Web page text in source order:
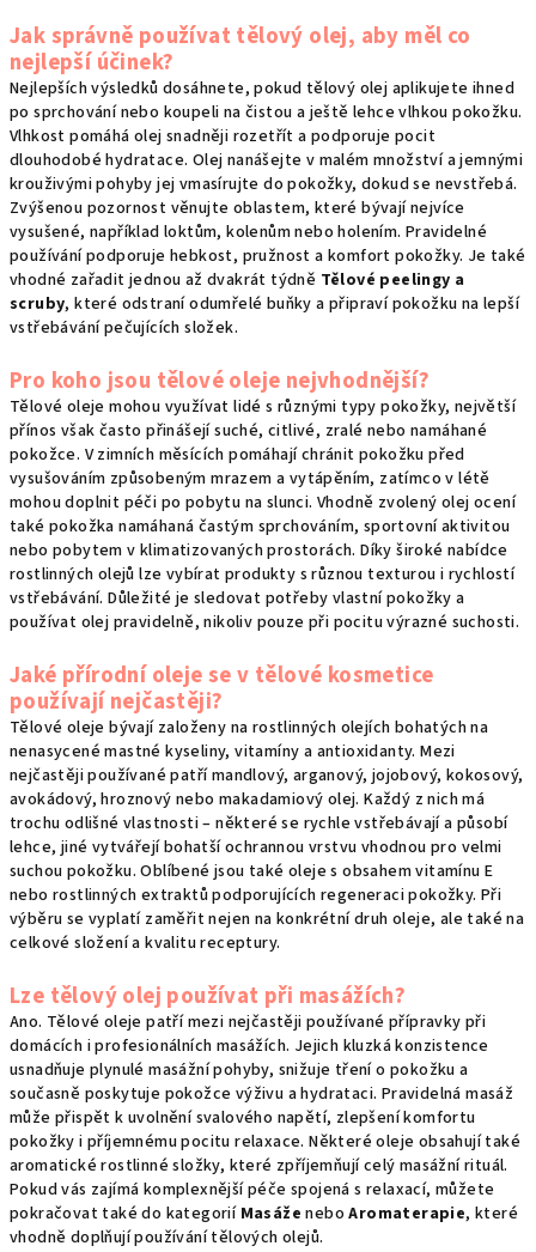
Jak správně používat tělový olej, aby měl co
nejlepší účinek?
Nejlepších výsledků dosáhnete, pokud tělový olej aplikujete ihned
po sprchování nebo koupeli na čistou a ještě lehce vlhkou pokožku.
Vlhkost pomáhá olej snadněji rozetřít a podporuje pocit
dlouhodobé hydratace. Olej nanášejte v malém množství a jemnými
krouživými pohyby jej vmasírujte do pokožky, dokud se nevstřebá.
Zvýšenou pozornost věnujte oblastem, které bývají nejvíce
vysušené, například loktům, kolenům nebo holením. Pravidelné
používání podporuje hebkost, pružnost a komfort pokožky. Je také
vhodné zařadit jednou až dvakrát týdně Tělové peelingy a
scruby, které odstraní odumřelé buňky a připraví pokožku na lepší
vstřebávání pečujících složek.
Pro koho jsou tělové oleje nejvhodnější?
Tělové oleje mohou využívat lidé s různými typy pokožky, největší
přínos však často přinášejí suché, citlivé, zralé nebo namáhané
pokožce. V zimních měsících pomáhají chránit pokožku před
vysušováním způsobeným mrazem a vytápěním, zatímco v létě
mohou doplnit péči po pobytu na slunci. Vhodně zvolený olej ocení
také pokožka namáhaná častým sprchováním, sportovní aktivitou
nebo pobytem v klimatizovaných prostorách. Díky široké nabídce
rostlinných olejů lze vybírat produkty s různou texturou i rychlostí
vstřebávání. Důležité je sledovat potřeby vlastní pokožky a
používat olej pravidelně, nikoliv pouze při pocitu výrazné suchosti.
Jaké přírodní oleje se v tělové kosmetice
používají nejčastěji?
Tělové oleje bývají založeny na rostlinných olejích bohatých na
nenasycené mastné kyseliny, vitamíny a antioxidanty. Mezi
nejčastěji používané patří mandlový, arganový, jojobový, kokosový,
avokádový, hroznový nebo makadamiový olej. Každý z nich má
trochu odlišné vlastnosti – některé se rychle vstřebávají a působí
lehce, jiné vytvářejí bohatší ochrannou vrstvu vhodnou pro velmi
suchou pokožku. Oblíbené jsou také oleje s obsahem vitamínu E
nebo rostlinných extraktů podporujících regeneraci pokožky. Při
výběru se vyplatí zaměřit nejen na konkrétní druh oleje, ale také na
celkové složení a kvalitu receptury.
Lze tělový olej používat při masážích?
Ano. Tělové oleje patří mezi nejčastěji používané přípravky při
domácích i profesionálních masážích. Jejich kluzká konzistence
usnadňuje plynulé masážní pohyby, snižuje tření o pokožku a
současně poskytuje pokožce výživu a hydrataci. Pravidelná masáž
může přispět k uvolnění svalového napětí, zlepšení komfortu
pokožky i příjemnému pocitu relaxace. Některé oleje obsahují také
aromatické rostlinné složky, které zpříjemňují celý masážní rituál.
Pokud vás zajímá komplexnější péče spojená s relaxací, můžete
pokračovat také do kategorií Masáže neboAromaterapie, které
vhodně doplňují používání tělových olejů.